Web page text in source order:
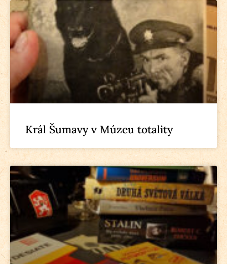
Král Šumavy v Múzeu totality